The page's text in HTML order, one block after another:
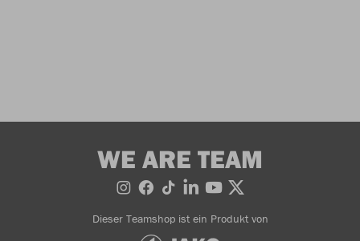
WE ARE TEAM
Dieser Teamshop ist ein Produkt von